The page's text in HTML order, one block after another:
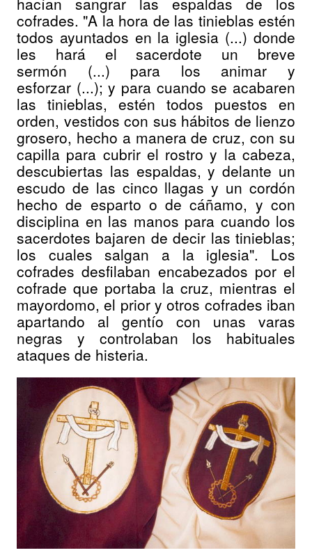
cofrades. "A la hora de las tinieblas estén
todos ayuntados en la iglesia (...) donde
les hará el sacerdote un breve
sermón (...) para los animar y
esforzar (...); y para cuando se acabaren
las tinieblas, estén todos puestos en
orden, vestidos con sus hábitos de lienzo
grosero, hecho a manera de cruz, con su
capilla para cubrir el rostro y la cabeza,
descubiertas las espaldas, y delante un
escudo de las cinco llagas y un cordón
hecho de esparto o de cáñamo, y con
disciplina en las manos para cuando los
sacerdotes bajaren de decir las tinieblas;
los cuales salgan a la iglesia". Los
cofrades desfilaban encabezados por el
cofrade que portaba la cruz, mientras el
mayordomo, el prior y otros cofrades iban
apartando al gentío con unas varas
negras y controlaban los habituales
ataques de histeria.